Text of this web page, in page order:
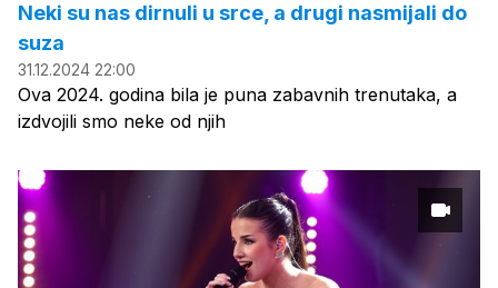
Neki su nas dirnuli u srce, a drugi nasmijali do
suza
31.12.2024 22:00
Ova 2024. godina bila je puna zabavnih trenutaka, a
izdvojili smo neke od njih